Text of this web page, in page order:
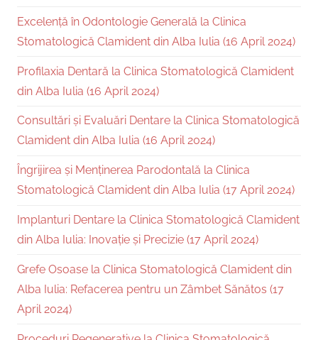
Excelență în Odontologie Generală la Clinica
Stomatologică Clamident din Alba Iulia (16 April 2024)
Profilaxia Dentară la Clinica Stomatologică Clamident
din Alba Iulia (16 April 2024)
Consultări și Evaluări Dentare la Clinica Stomatologică
Clamident din Alba Iulia (16 April 2024)
Îngrijirea și Menținerea Parodontală la Clinica
Stomatologică Clamident din Alba Iulia (17 April 2024)
Implanturi Dentare la Clinica Stomatologică Clamident
din Alba Iulia: Inovație și Precizie (17 April 2024)
Grefe Osoase la Clinica Stomatologică Clamident din
Alba Iulia: Refacerea pentru un Zâmbet Sănătos (17
April 2024)